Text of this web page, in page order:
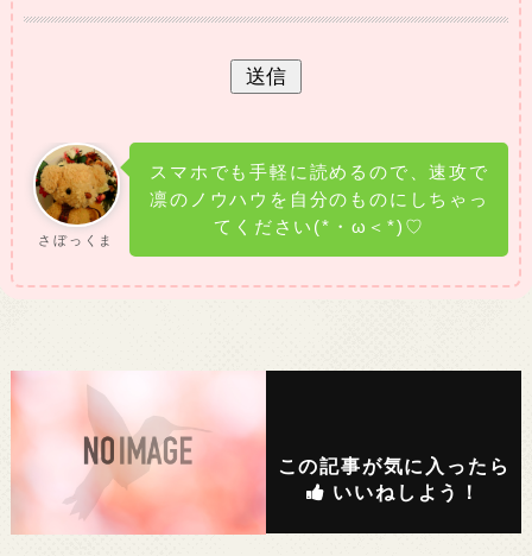
さぼっくま
スマホでも手軽に読めるので、速攻で
凛のノウハウを自分のものにしちゃっ
てください(*・ω＜*)♡
この記事が気に入ったら
いいねしよう！